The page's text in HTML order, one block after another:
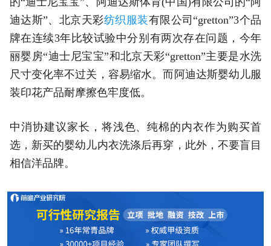
迪达斯”、北京天彩纺织服装有限公司“gretton”3个品
牌在连续3年比较试验中分别有两次存在问题，今年
丽婴房“迪士尼宝宝”和北京天彩“gretton”主要是水洗
尺寸变化率不过关，容易缩水。而阿迪达斯婴幼儿服
装印花产品耐摩擦色牢度低。
中消协建议家长，将浅色、纯棉的内衣作为购买首
选，新买的婴幼儿内衣洗涤后再穿，此外，不要盲目
相信洋品牌。